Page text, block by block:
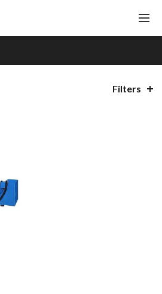
Filters